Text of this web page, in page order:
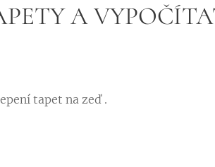
A
tapet na zeď .